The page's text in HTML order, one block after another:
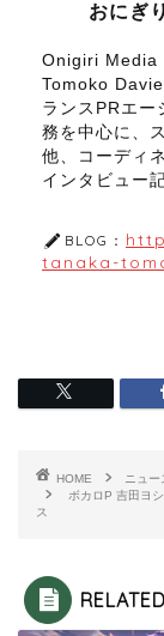
おにぎ
Onigiri Media
Tomoko
ランスPRエ
務を中心に、
他、コーディ
インタビュー
BLOG：
tanaka-
HOME
ニュー
ボカロP 吉田ヨ
ス